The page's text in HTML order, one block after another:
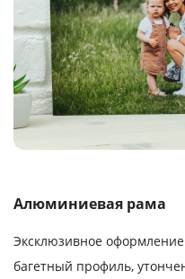
Алюминиевая рама
Эксклюзивное
багетный профиль,